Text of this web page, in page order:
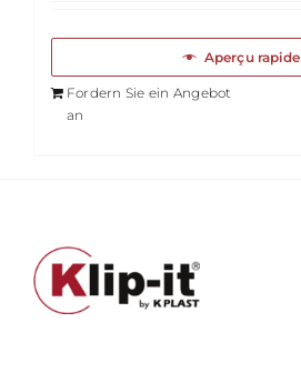
Aperçu rapide
Fordern Sie ein Angebot
an